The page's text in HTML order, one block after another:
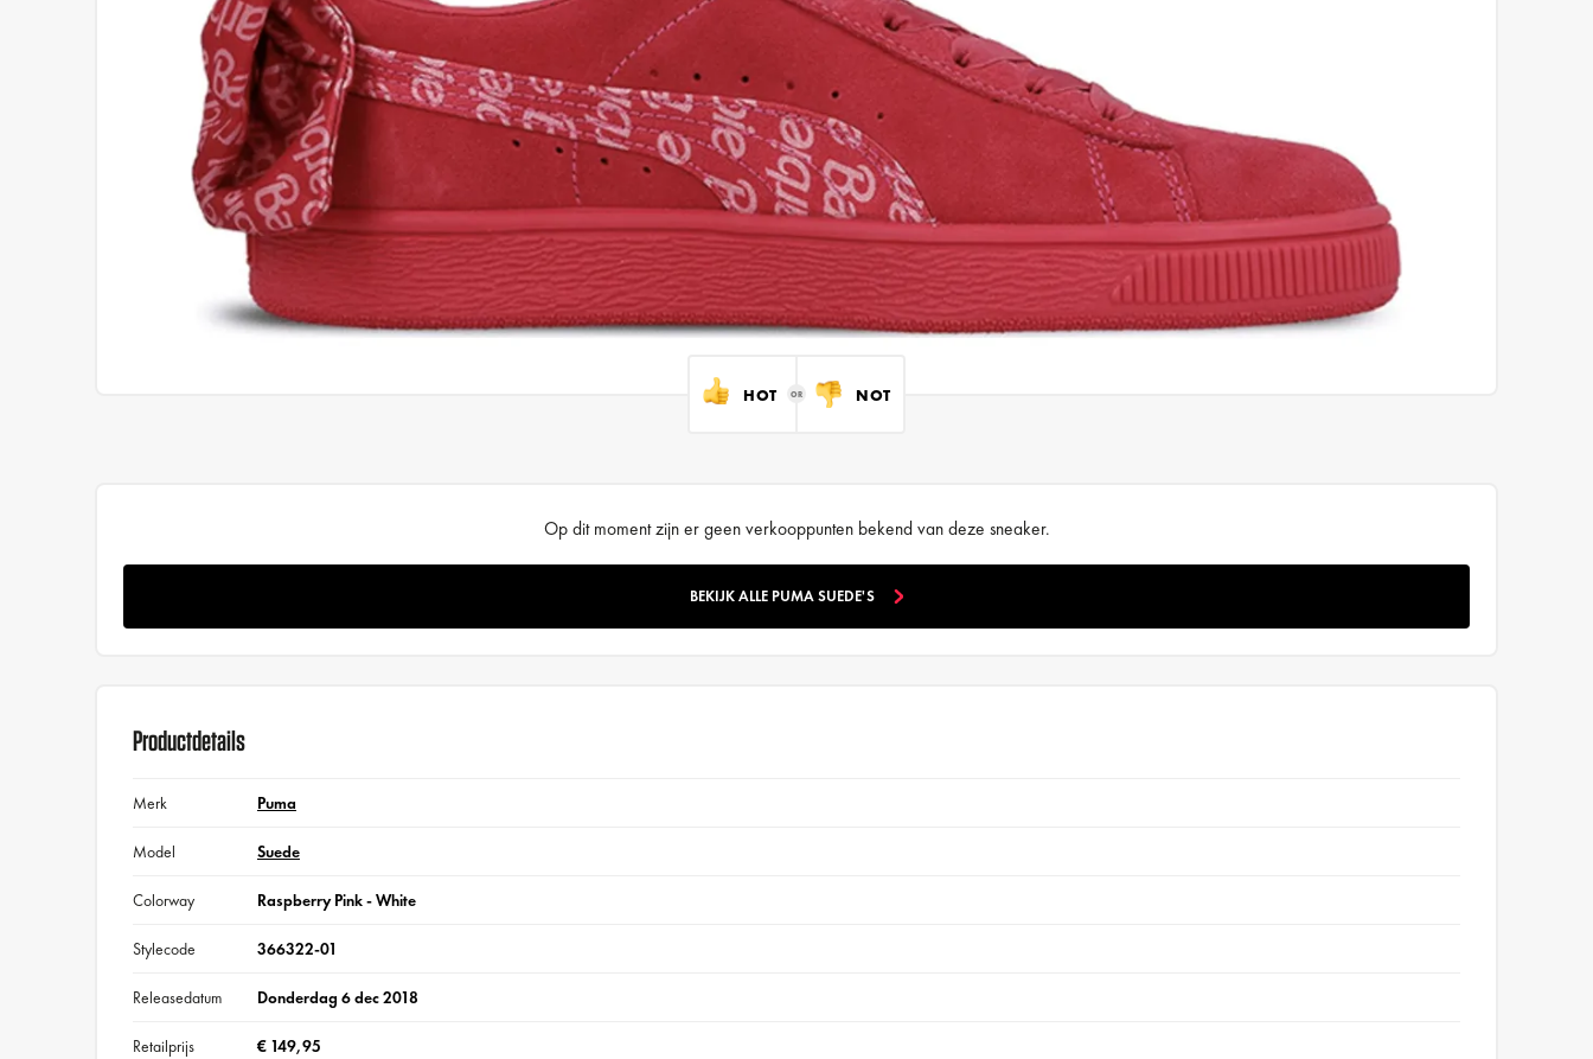
HOT NOT
Op dit moment zijn er geen verkooppunten bekend van deze sneaker.
BEKIJK ALLE PUMA SUEDE'S
Productdetails
Merk Puma
Model Suede
Colorway Raspberry Pink - White
Stylecode 366322-01
Releasedatum Donderdag 6 dec 2018
Retailprijs € 149,95